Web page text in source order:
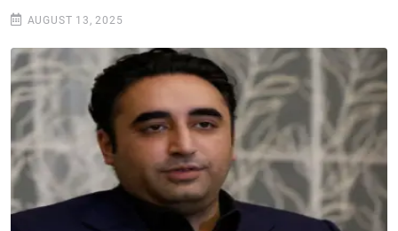
AUGUST 13, 2025